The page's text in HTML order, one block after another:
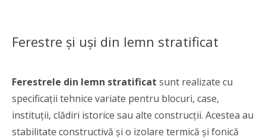
Ferestre și uși din lemn stratificat
Ferestrele din lemn stratificat sunt realizate cu
specificații tehnice variate pentru blocuri, case,
instituții, clădiri istorice sau alte construcții. Acestea au
stabilitate constructivă și o izolare termică și fonică